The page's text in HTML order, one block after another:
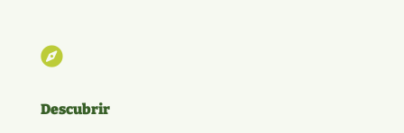

Descubrir